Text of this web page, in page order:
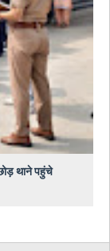
थाने पहुंचे